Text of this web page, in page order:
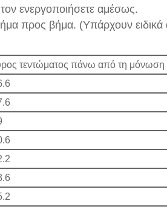
ενεργοποιήσετε αμέσως.
προς βήμα. (Υπάρχουν ειδικά
τεντώματος πάνω από τη μόνωση